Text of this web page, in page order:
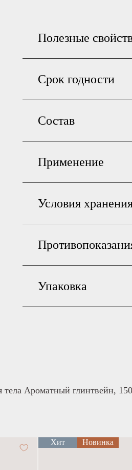
Полезные
Срок годности
Состав
Применение
Условия
Упаковка
Ароматный глинтвейн,
Хит Новинка